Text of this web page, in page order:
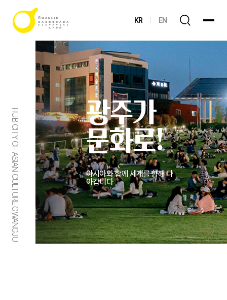
KR EN
HUB CITY OF ASIAN CULTURE GWANGJU
광주가
문화로!
아시아와 함께 세계를 향해 나
아갑니다